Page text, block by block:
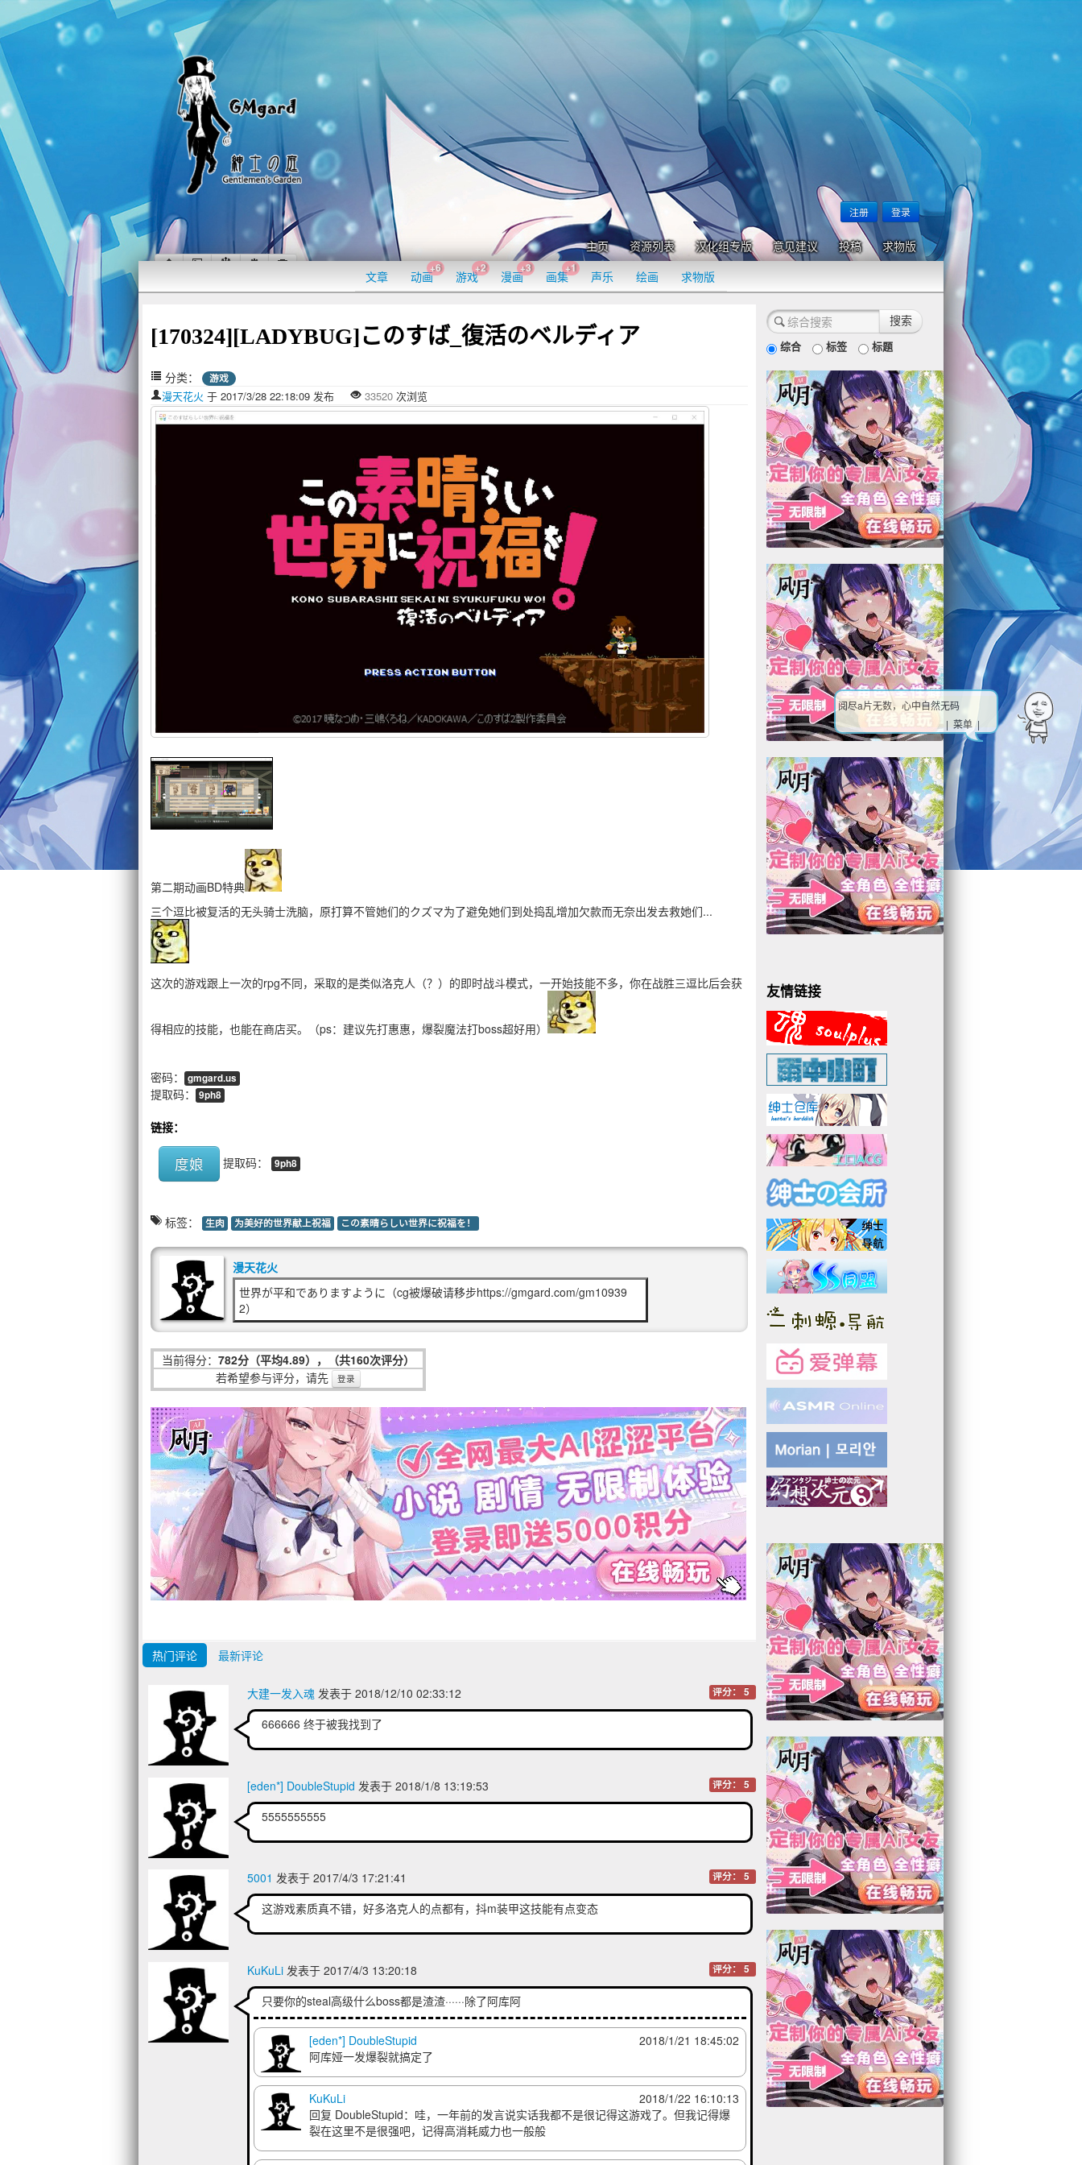
注册 登录
主页 资源列表 汉化组专版 意见建议 投稿 求物版
文章 动画
+6
游戏
+2
漫画
+3
画集
+1
声乐 绘画 求物版
[170324][LADYBUG]このすば_復活のベルディア
分类： 游戏
漫天花火 于 2017/3/28 22:18:09 发布 33520 次浏览
第二期动画BD特典
三个逗比被复活的无头骑士洗脑，原打算不管她们的クズマ为了避免她们到处捣乱增加欠款而无奈出发去救她们...
这次的游戏跟上一次的rpg不同，采取的是类似洛克人（？）的即时战斗模式，一开始技能不多，你在战胜三逗比后会获
得相应的技能，也能在商店买。（ps：建议先打惠惠，爆裂魔法打boss超好用）
密码： gmgard.us
提取码： 9ph8
链接：
度娘 提取码： 9ph8
标签： 生肉 为美好的世界献上祝福 この素晴らしい世界に祝福を！
漫天花火
世界が平和でありますように（cg被爆破请移步https://gmgard.com/gm10939
2）
当前得分： 782分（平均4.89），（共160次评分）
若希望参与评分，请先
登录
热门评论 最新评论
大建一发入魂 发表于 2018/12/10 02:33:12 评分： 5
666666 终于被我找到了
[eden*] DoubleStupid 发表于 2018/1/8 13:19:53 评分： 5
5555555555
5001 发表于 2017/4/3 17:21:41 评分： 5
这游戏素质真不错，好多洛克人的点都有，抖m装甲这技能有点变态
KuKuLi发表于 2017/4/3 13:20:18 评分： 5
只要你的steal高级什么boss都是渣渣······除了阿库阿
2018/1/21 18:45:02
[eden*] DoubleStupid
阿库娅一发爆裂就搞定了
2018/1/22 16:10:13
KuKuLi
回复 DoubleStupid：哇，一年前的发言说实话我都不是很记得这游戏了。但我记得爆
裂在这里不是很强吧，记得高消耗威力也一般般
综合 标签 标题
友情链接
阅尽a片无数，心中自然无码
| 菜单 |